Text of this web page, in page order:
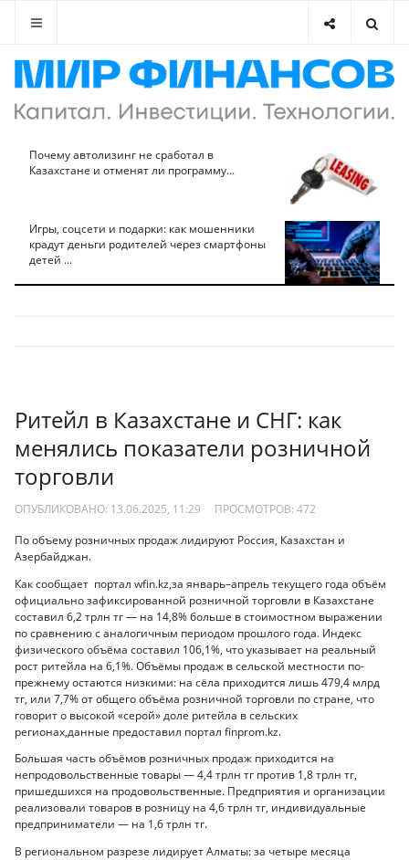
Почему автолизинг не сработал в
Казахстане и отменят ли программу...
Игры, соцсети и подарки: как мошенники
крадут деньги родителей через смартфоны
детей ...
Ритейл в Казахстане и СНГ: как
менялись показатели розничной
торговли
ОПУБЛИКОВАНО: 13.06.2025, 11:29 ПРОСМОТРОВ: 472
По объему розничных продаж лидируют Россия, Казахстан и
Азербайджан.
Как сообщает портал wfin.kz,за январь–апрель текущего года объём
официально зафиксированной розничной торговли в Казахстане
составил 6,2 трлн тг — на 14,8% больше в стоимостном выражении
по сравнению с аналогичным периодом прошлого года. Индекс
физического объёма составил 106,1%, что указывает на реальный
рост ритейла на 6,1%. Объёмы продаж в сельской местности по-
прежнему остаются низкими: на сёла приходится лишь 479,4 млрд
тг, или 7,7% от общего объёма розничной торговли по стране, что
говорит о высокой «серой» доле ритейла в сельских
регионах,данные предоставил портал finprom.kz.
Большая часть объёмов розничных продаж приходится на
непродовольственные товары — 4,4 трлн тг против 1,8 трлн тг,
пришедшихся на продовольственные. Предприятия и организации
реализовали товаров в розницу на 4,6 трлн тг, индивидуальные
предприниматели — на 1,6 трлн тг.
В региональном разрезе лидирует Алматы: за четыре месяца